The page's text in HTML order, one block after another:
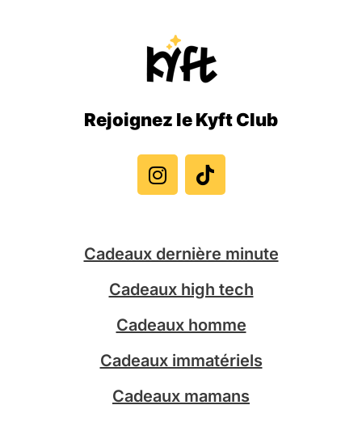
Rejoignez le Kyft Club
n
s
t
r
a
m
i
k
t
Cadeaux dernière minute
Cadeaux high tech
Cadeaux homme
Cadeaux immatériels
Cadeaux mamans